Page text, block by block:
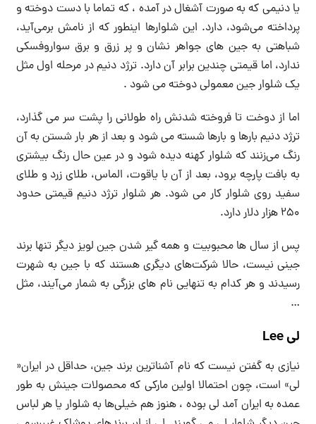
یا دنیمی که به صورت آشغال در آمده ، که تماما با دست دوخته و
پرداخته می‌شود، دارد. این شلوارها اینطور که از نامش برمی‌آید،
شباهتی به جین های جواهر نشان و پر زرق و برق سواروفسکی
ندارد، اما قیمتی چندین برابر آن دارد. ترژد دنیم در مرحله اول مثل
یک شلوار جین معمولی دوخته می شود .
اما از دوخت تا فروخته شدنش راه طولانی را پشت سر می گذارد،
ترژد دنیم بارها و بارها شسته می شود و بعد از هر بار شستن به آن
رنگ می‌زنند که شلوار کهنه دیده شود و در عین حال رنگ بیشتری
به بافت پارچه برود، بعد از آن با یاقوت، الماس، طلای زرد و طلای
سفید روی شلوار کار می شود. هر شلوار ترژد دنیم قیمتی حدود
۲۵۰ هزار دلار دارد.
پس از سال ها محبوبیت و همه گیر شدن جین لویز دیگر تنها برند
جینی نیست، حالا شرکت‌های دیگری هستند که با جین به شهرت
رسیدند و هر کدام به تنهایی نام های بزرگی به شمار می‌آیند، مثل
…
لی Lee
نیازی به گفتن نیست که نام آشناترین برند جین، حداقل در ایران«
لی» است، چون احتمالا اولین مارکی که محصولات جینش به طور
عمده به ایران آمد لی بوده ، هنوز هم خیلی‌ها به شلوار یا هر لباس